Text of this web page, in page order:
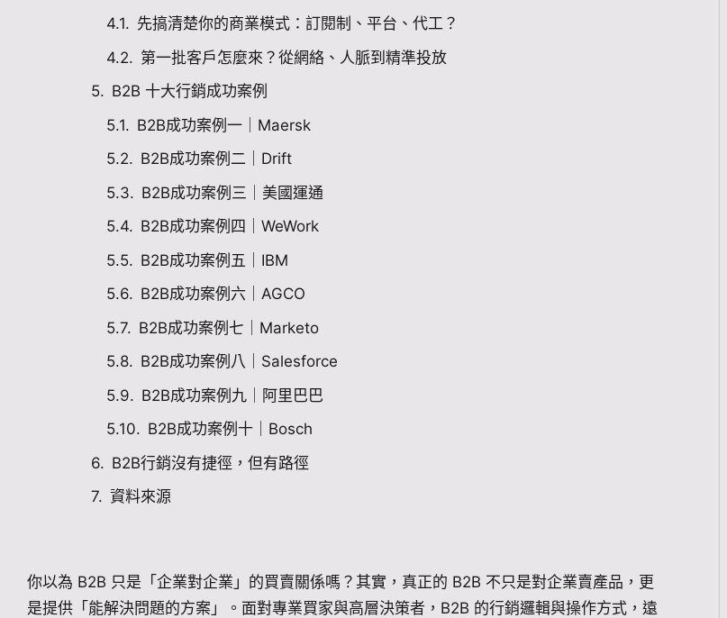
先搞清楚你的商業模式：訂閱制、平台、代工？
第一批客戶怎麼來？從網絡、人脈到精準投放
B2B 十大行銷成功案例
B2B成功案例一｜Maersk
B2B成功案例二｜Drift
B2B成功案例三｜美國運通
B2B成功案例四｜WeWork
B2B成功案例五｜IBM
B2B成功案例六｜AGCO
B2B成功案例七｜Marketo
B2B成功案例八｜Salesforce
B2B成功案例九｜阿里巴巴
B2B成功案例十｜Bosch
B2B行銷沒有捷徑，但有路徑
資料來源
你以為 B2B 只是「企業對企業」的買賣關係嗎？其實，真正的 B2B 不只是對企業賣產品，更
是提供「能解決問題的方案」。面對專業買家與高層決策者，B2B 的行銷邏輯與操作方式，遠